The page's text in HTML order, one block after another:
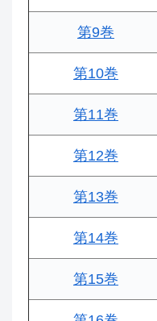
第9巻
第10巻
第11巻
第12巻
第13巻
第14巻
第15巻